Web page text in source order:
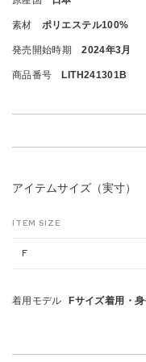
素材 ポリエステル100%
発売開始時期 2024年3月
商品番号 LITH241301B
アイテムサイズ（実寸）
ITEM SIZE
F
着用モデル
Fサイズ着用・